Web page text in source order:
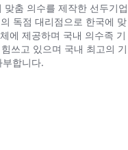
춤 의수를 제작한 선두기업
독점 대리점으로 한국에 맞
에 제공하며 국내 의수족 기
쓰고 있으며 국내 최고의 기
합니다.